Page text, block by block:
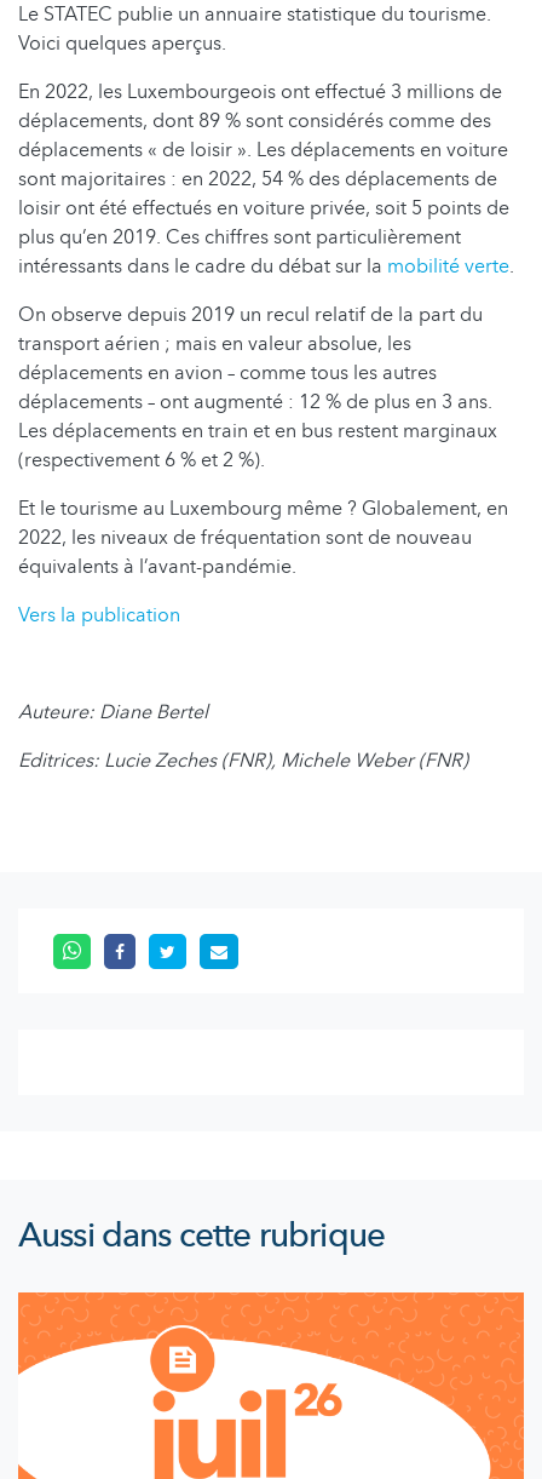
Le STATEC publie un annuaire statistique du tourisme.
Voici quelques aperçus.
En 2022, les Luxembourgeois ont effectué 3 millions de
déplacements, dont 89 % sont considérés comme des
déplacements « de loisir ». Les déplacements en voiture
sont majoritaires : en 2022, 54 % des déplacements de
loisir ont été effectués en voiture privée, soit 5 points de
plus qu’en 2019. Ces chiffres sont particulièrement
intéressants dans le cadre du débat sur la mobilité verte.
On observe depuis 2019 un recul relatif de la part du
transport aérien ; mais en valeur absolue, les
déplacements en avion – comme tous les autres
déplacements – ont augmenté : 12 % de plus en 3 ans.
Les déplacements en train et en bus restent marginaux
(respectivement 6 % et 2 %).
Et le tourisme au Luxembourg même ? Globalement, en
2022, les niveaux de fréquentation sont de nouveau
équivalents à l’avant-pandémie.
Vers la publication
Auteure: Diane Bertel
Editrices: Lucie Zeches (FNR), Michele Weber (FNR)
Aussi dans cette rubrique